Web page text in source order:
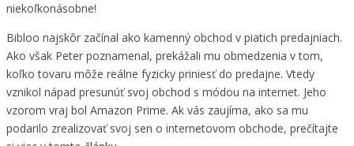
niekoľkonásobne!
Bibloo najskôr začínal ako kamenný obchod v piatich predajniach.
Ako však Peter poznamenal, prekážali mu obmedzenia v tom,
koľko tovaru môže reálne fyzicky priniesť do predajne. Vtedy
vznikol nápad presunúť svoj obchod s módou na internet. Jeho
vzorom vraj bol Amazon Prime. Ak vás zaujíma, ako sa mu
podarilo zrealizovať svoj sen o internetovom obchode, prečítajte